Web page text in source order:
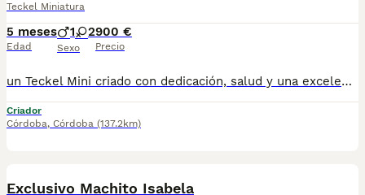
Teckel Miniatura
5 meses
Edad
1 2
Sexo
900 €
Precio
un Teckel Mini criado con dedicación, salud y una excelente socialización desde sus primeras semanas de vida, estaremos encantados de ayudarte. 🚚 Realizamos entregas en toda España, con especial frecuencia en Andalucía: Sevilla, Málaga, Cádiz, Córdoba, Granada, Jaén, Huelva y Almería. También entregamos habitualmente en Marbella, Jerez de la Frontera, Estepona, Fuengirola, Benalmádena, Mijas, Dos Hermanas y cualquier punto de España. Entrega 100% a contrarreembolso. No tendrás que adelantar el importe del cachorro. Lo recibirás en la puerta de tu casa mediante transporte especializado y podrás comprobar que todo está correcto antes de realizar el pago. Nuestros cachorros se entregan: ✅ Vacunados y desparasitados según su edad. ✅ Con microchip, cartilla veterinaria y documentación al día. ✅ Revisados veterinariamente antes de salir de nuestras instalaciones. ✅ Procedentes de excelentes líneas, seleccionadas por salud, carácter y morfología. ✅ Perfectamente socializados y acostumbrados al contacto diario con personas. ✅ Iniciados en el aprendizaje para hacer sus necesidades sobre empapador, facilitando su adaptación al nuevo hogar.670864332
Criador
Córdoba, Córdoba (137.2km)
Exclusivo Machito Isabela